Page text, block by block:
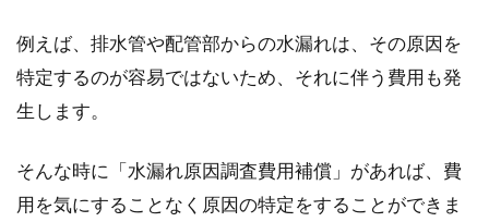
例えば、排水管や配管部からの水漏れは、その原因を
特定するのが容易ではないため、それに伴う費用も発
生します。
そんな時に「水漏れ原因調査費用補償」があれば、費
用を気にすることなく原因の特定をすることができま